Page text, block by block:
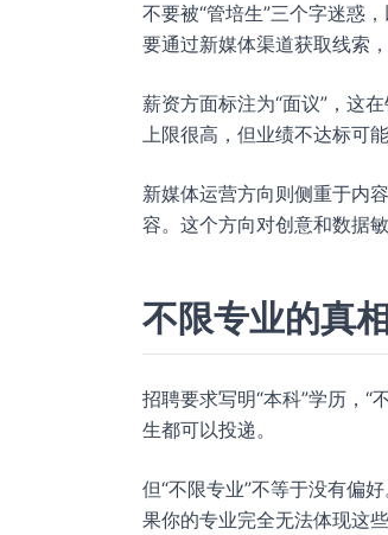
不要被“管培生”三个字迷惑
要通过新媒体渠道获取线索
薪资方面标注为“面议”，这
上限很高，但业绩不达标可
新媒体运营方向则侧重于内
容。这个方向对创意和数据
不限专业的真
招聘要求写明“本科”学历，
生都可以投递。
但“不限专业”不等于没有偏
果你的专业完全无法体现这